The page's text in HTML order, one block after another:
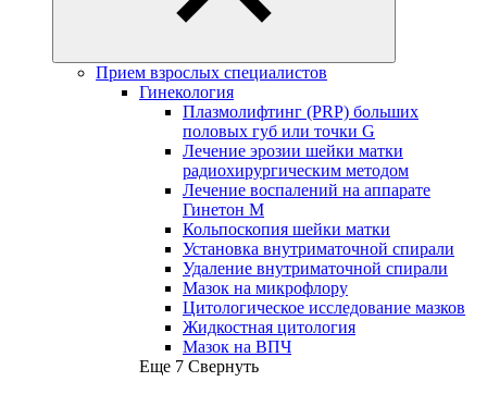
Прием взрослых специалистов
Гинекология
Плазмолифтинг (PRP) больших
половых губ или точки G
Лечение эрозии шейки матки
радиохирургическим методом
Лечение воспалений на аппарате
Гинетон М
Кольпоскопия шейки матки
Установка внутриматочной спирали
Удаление внутриматочной спирали
Мазок на микрофлору
Цитологическое исследование мазков
Жидкостная цитология
Мазок на ВПЧ
Еще 7 Свернуть